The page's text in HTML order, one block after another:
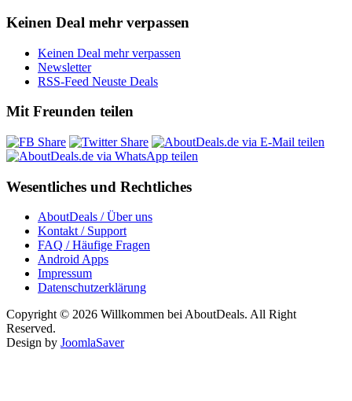
Keinen Deal mehr verpassen
Keinen Deal mehr verpassen
Newsletter
RSS-Feed Neuste Deals
Mit Freunden teilen
Wesentliches und Rechtliches
AboutDeals / Über uns
Kontakt / Support
FAQ / Häufige Fragen
Android Apps
Impressum
Datenschutzerklärung
Copyright © 2026 Willkommen bei AboutDeals. All Right
Reserved.
Design by JoomlaSaver